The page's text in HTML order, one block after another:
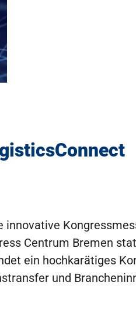
Centrum Bremen
ein hochkarätiges
und